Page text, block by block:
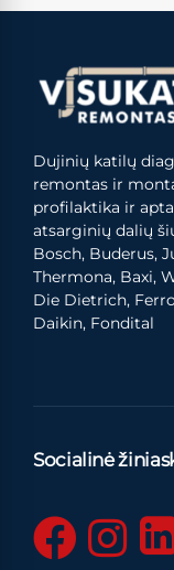
Dujinių katilų
remontas ir
profilaktika ir
atsarginių dalių
Bosch, Buderus,
Thermona, Baxi,
Die Dietrich,
Daikin, Fondital
Socialinė